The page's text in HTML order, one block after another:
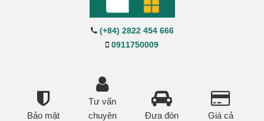
(+84) 2822 454 666
0911750009
Bảo mật
Tư vấn
chuyên
Đưa đón
Giá cả